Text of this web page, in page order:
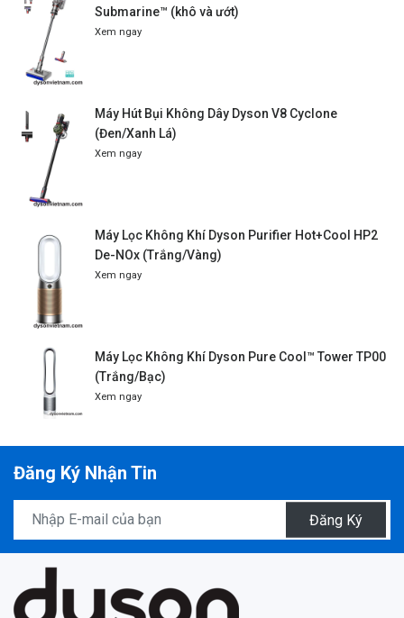
Submarine™ (khô và ướt)
Xem ngay
Máy Hút Bụi Không Dây Dyson V8 Cyclone
(Đen/Xanh Lá)
Xem ngay
Máy Lọc Không Khí Dyson Purifier Hot+Cool HP2
De-NOx (Trắng/Vàng)
Xem ngay
Máy Lọc Không Khí Dyson Pure Cool™ Tower TP00
(Trắng/Bạc)
Xem ngay
Đăng Ký Nhận Tin
Đăng Ký